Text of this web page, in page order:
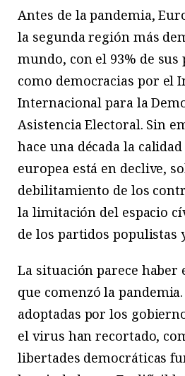
Antes de la pandemia,
la segunda región más
mundo, con el 93% de sus
como democracias por el
Internacional para la
Asistencia Electoral. Sin
hace una década la
europea está en declive,
debilitamiento de los
la limitación del espacio
de los partidos populistas
La situación parece haber
que comenzó la
adoptadas por los
el virus han recortado,
libertades democráticas